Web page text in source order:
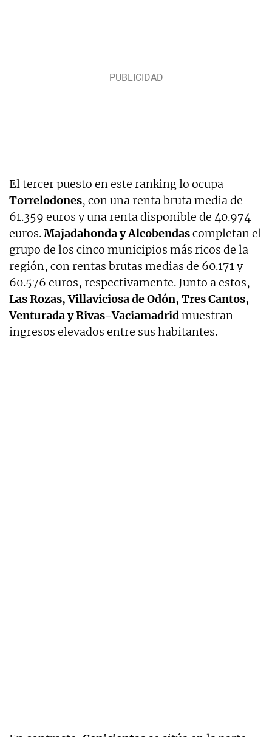
El tercer puesto en este ranking lo ocupa
Torrelodones, con una renta bruta media de
61.359 euros y una renta disponible de 40.974
euros.Majadahonda y Alcobendascompletan el
grupo de los cinco municipios más ricos de la
región, con rentas brutas medias de 60.171 y
60.576 euros, respectivamente. Junto a estos,
Las Rozas, Villaviciosa de Odón, Tres Cantos,
Venturada y Rivas-Vaciamadridmuestran
ingresos elevados entre sus habitantes.